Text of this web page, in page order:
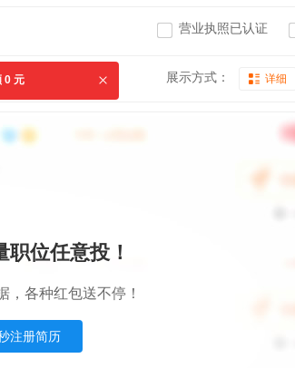
0 元
营业执照已认证
展示方式： 详细
位任意投！
，各种红包送不停！
注册简历